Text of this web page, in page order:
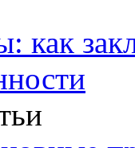
как